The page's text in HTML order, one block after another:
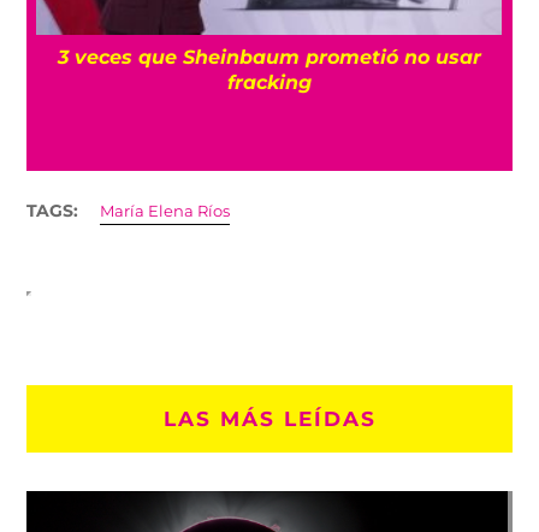
3 veces que Sheinbaum prometió no usar
fracking
TAGS: María Elena Ríos
LAS MÁS LEÍDAS